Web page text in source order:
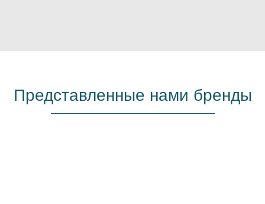
Представленные нами бренды